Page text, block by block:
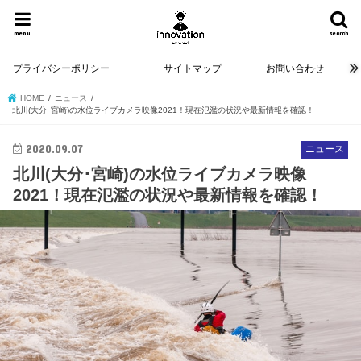
search
menu
プライバシーポリシー サイトマップ お問い合わせ
HOME
ニュース
北川(大分･宮崎)の水位ライブカメラ映像2021！現在氾濫の状況や最新情報を確認！
ニュース
2020.09.07
北川(大分･宮崎)の水位ライブカメラ映像
2021！現在氾濫の状況や最新情報を確認！